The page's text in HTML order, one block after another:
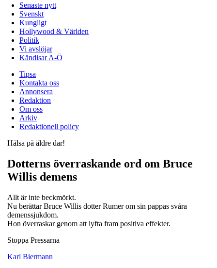
Senaste nytt
Svenskt
Kungligt
Hollywood & Världen
Politik
Vi avslöjar
Kändisar A-Ö
Tipsa
Kontakta oss
Annonsera
Redaktion
Om oss
Arkiv
Redaktionell policy
Hälsa på äldre dar!
Dotterns överraskande ord om Bruce
Willis demens
Allt är inte beckmörkt.
Nu berättar Bruce Willis dotter Rumer om sin pappas svåra
demenssjukdom.
Hon överraskar genom att lyfta fram positiva effekter.
Stoppa Pressarna
Karl Biermann